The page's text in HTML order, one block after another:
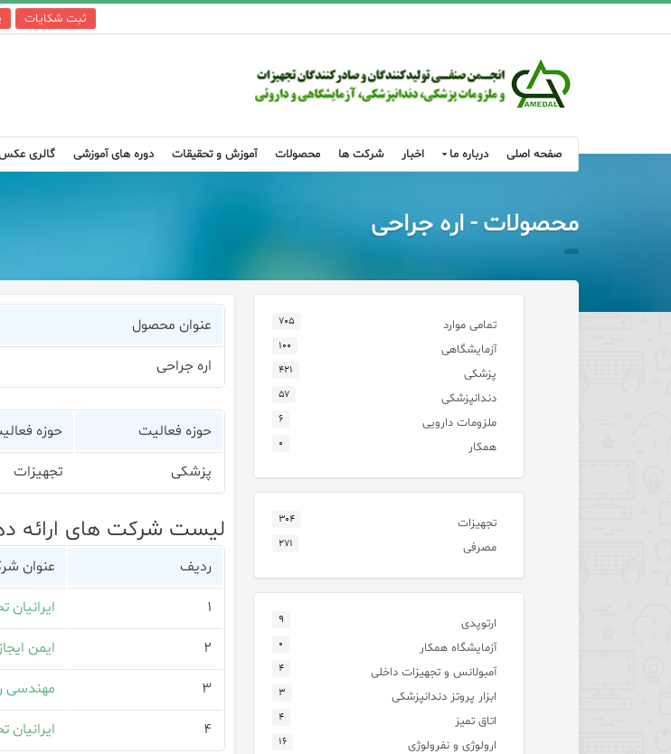
ثبت شکایات
صفحه اصلی درباره ما اخبار شرکت ها محصولات آموزش و تحقیقات دوره های آموزشی گالری
محصولات - اره جراحی
عنوان محصول
اره جراحی
حوزه فعالیت حوزه
پزشکی تجهیزات
لیست شرکت های ارائه
ردیف عنوان
۱ ایرانیان
۲ ایمن ایجاز
۳ مهندسی
۴
تمامی موارد ۷۰۵
آزمایشگاهی ۱۰۰
پزشکی ۴۲۱
دندانپزشکی ۵۷
ملزومات دارویی ۶
همکار ۰
تجهیزات ۳۰۴
مصرفی ۲۷۱
ارتوپدی ۹
آزمایشگاه همکار ۰
آمبولانس و تجهیزات داخلی ۴
ابزار پروتز دندانپزشکی ۳
اتاق تمیز ۴
ارولوژی و نفرولوژی ۱۶